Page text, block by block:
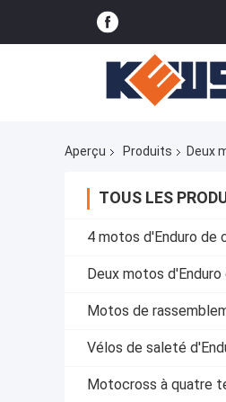
Aperçu Produits Deux
TOUS LES
4 motos d'Enduro de
Deux motos
Motos de
Vélos de saleté
Motocross à quatre